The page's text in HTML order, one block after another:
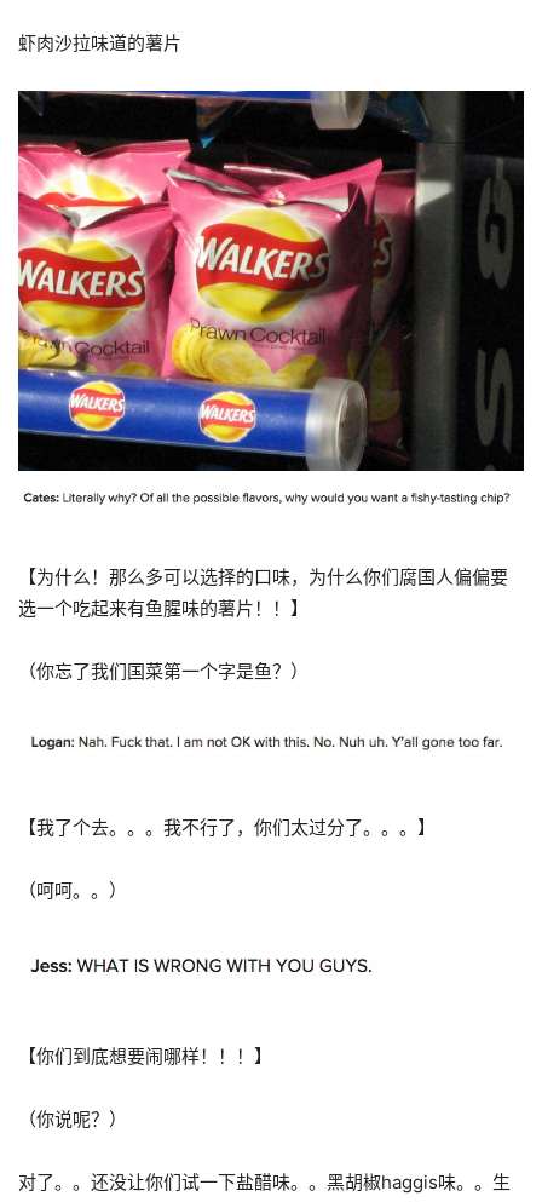
虾肉沙拉味道的薯片
【为什么！那么多可以选择的口味，为什么你们腐国人偏偏要
选一个吃起来有鱼腥味的薯片！！】
（你忘了我们国菜第一个字是鱼？）
【我了个去。。。我不行了，你们太过分了。。。】
（呵呵。。）
【你们到底想要闹哪样！！！】
（你说呢？）
对了。。还没让你们试一下盐醋味。。黑胡椒haggis味。。生